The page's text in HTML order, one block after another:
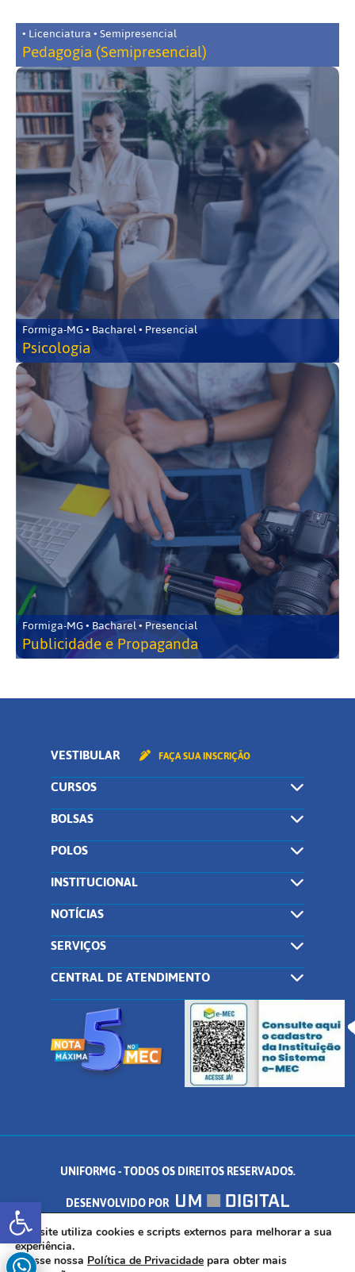
Abrir a barra de ferramentas
• Licenciatura • Semipresencial
Pedagogia (Semipresencial)
Formiga-MG • Bacharel • Presencial
Psicologia
Formiga-MG • Bacharel • Presencial
Publicidade e Propaganda
VESTIBULAR FAÇA SUA INSCRIÇÃO
CURSOS
BOLSAS
POLOS
INSTITUCIONAL
NOTÍCIAS
SERVIÇOS
CENTRAL DE ATENDIMENTO
UNIFORMG - TODOS OS DIREITOS RESERVADOS.
DESENVOLVIDO POR
AV. DR. ARNALDO DE SENNA, 328 - PALMEIRAS, FORMIGA/MG - CEP:
35.574.530
Este site utiliza cookies e scripts externos para melhorar a sua
experiência.
Acesse nossa Política de Privacidade para obter mais